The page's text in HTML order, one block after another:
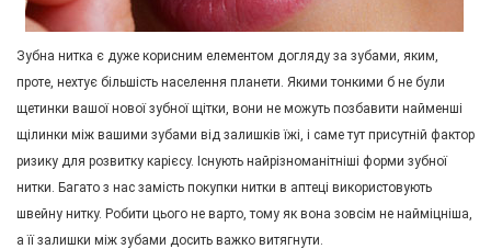
Зубна нитка є дуже корисним елементом догляду за зубами, яким,
проте, нехтує більшість населення планети. Якими тонкими б не були
щетинки вашої нової зубної щітки, вони не можуть позбавити найменші
щілинки між вашими зубами від залишків їжі, і саме тут присутній фактор
ризику для розвитку карієсу. Існують найрізноманітніші форми зубної
нитки. Багато з нас замість покупки нитки в аптеці використовують
швейну нитку. Робити цього не варто, тому як вона зовсім не найміцніша,
а її залишки між зубами досить важко витягнути.